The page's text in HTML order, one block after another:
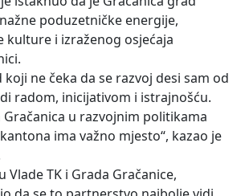
poduzetničke energije,
kulture i izraženog osjećaja
koji ne čeka da se razvoj desi sam od
radom, inicijativom i istrajnošću.
u razvojnim politikama
ima važno mjesto“, kazao je
Vlade TK i Grada Gračanice,